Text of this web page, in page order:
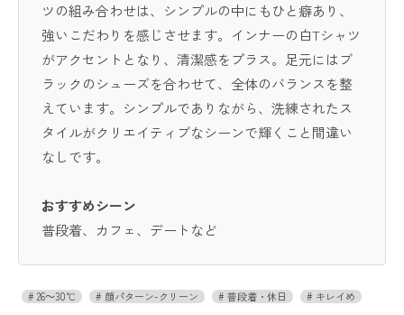
ツの組み合わせは、シンプルの中にもひと癖あり、
強いこだわりを感じさせます。インナーの白Tシャツ
がアクセントとなり、清潔感をプラス。足元にはブ
ラックのシューズを合わせて、全体のバランスを整
えています。シンプルでありながら、洗練されたス
タイルがクリエイティブなシーンで輝くこと間違い
なしです。
おすすめシーン
普段着、カフェ、デートなど
26～30℃ 顔パターン-クリーン 普段着・休日 キレイめ